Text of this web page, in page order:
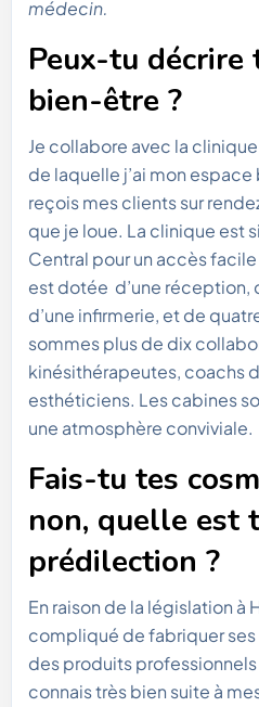
médecin.
Peux-tu décrire
bien-être ?
Je collabore avec la
de laquelle j’ai mon
reçois mes clients sur
que je loue. La clinique est
Central pour un accès
est dotée d’une réception,
d’une infirmerie, et de
sommes plus de dix
kinésithérapeutes, coachs
esthéticiens. Les cabines
une atmosphère conviviale.
Fais-tu tes
non, quelle est
prédilection ?
En raison de la législation à
compliqué de fabriquer ses
des produits
connais très bien suite à